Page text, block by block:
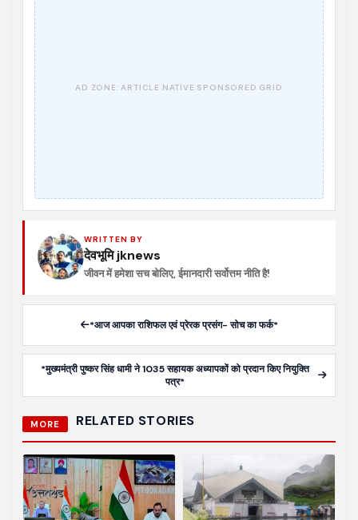
WRITTEN BY
देवभूमि jknews
जीवन में हमेशा सच बोलिए, ईमानदारी सर्वोत्तम नीति है!
*आज आपका राशिफल एवं प्रेरक प्रसंग- सोच का फर्क*
*मुख्यमंत्री पुष्कर सिंह धामी ने 1035 सहायक अध्यापकों को प्रदान किए नियुक्ति
पत्र*
MORE RELATED STORIES